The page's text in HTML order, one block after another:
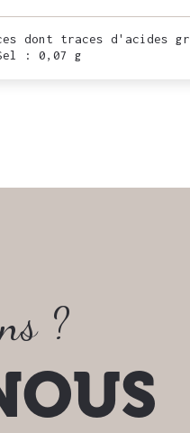
dont traces d'acides
: 0,07 g
?